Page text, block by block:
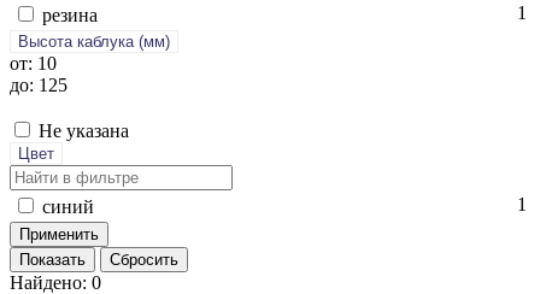
ре­зина 1
Высота каблука (мм)
от: 10
до: 125
Не указана
Цвет
си­ний 1
Показать Сбросить
Найдено: 0